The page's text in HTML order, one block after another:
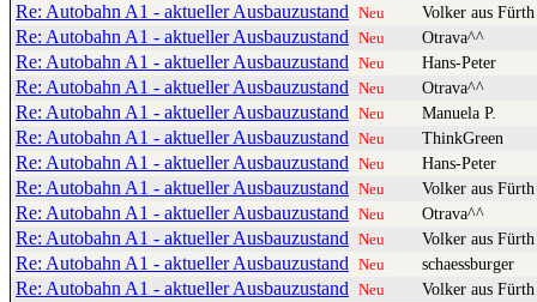
Re: Autobahn A1 - aktueller Ausbauzustand Neu Volker aus Fürth
Re: Autobahn A1 - aktueller Ausbauzustand Neu Otrava^^
Re: Autobahn A1 - aktueller Ausbauzustand Neu Hans-Peter
Re: Autobahn A1 - aktueller Ausbauzustand Neu Otrava^^
Re: Autobahn A1 - aktueller Ausbauzustand Neu Manuela P.
Re: Autobahn A1 - aktueller Ausbauzustand Neu ThinkGreen
Re: Autobahn A1 - aktueller Ausbauzustand Neu Hans-Peter
Re: Autobahn A1 - aktueller Ausbauzustand Neu Volker aus Fürth
Re: Autobahn A1 - aktueller Ausbauzustand Neu Otrava^^
Re: Autobahn A1 - aktueller Ausbauzustand Neu Volker aus Fürth
Re: Autobahn A1 - aktueller Ausbauzustand Neu schaessburger
Re: Autobahn A1 - aktueller Ausbauzustand Neu Volker aus Fürth